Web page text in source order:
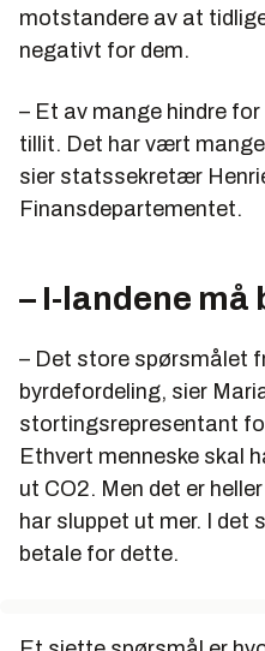
motstandere av at
negativt for dem.
– Et av mange hindre
tillit. Det har vært
sier statssekretær
Finansdepartementet.
– I-landene må
– Det store spørsmålet
byrdefordeling, sier
stortingsrepresentant
Ethvert menneske skal
ut CO2. Men det er
har sluppet ut mer. I det
betale for dette.